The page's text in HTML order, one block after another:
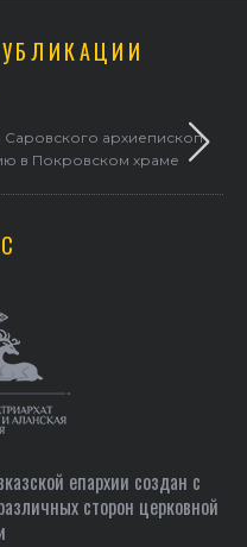
архиепископ
в Покровском храме
епархии создан c
сторон церковной